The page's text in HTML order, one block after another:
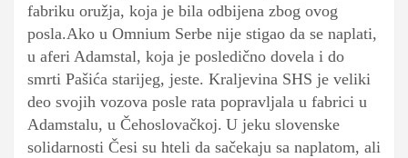
fabriku oružja, koja je bila odbijena zbog ovog
posla.Ako u Omnium Serbe nije stigao da se naplati,
u aferi Adamstal, koja je posledično dovela i do
smrti Pašića starijeg, jeste. Kraljevina SHS je veliki
deo svojih vozova posle rata popravljala u fabrici u
Adamstalu, u Čehoslovačkoj. U jeku slovenske
solidarnosti Česi su hteli da sačekaju sa naplatom, ali